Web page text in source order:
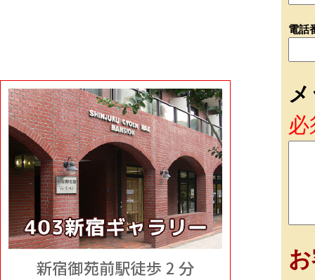
電話
必